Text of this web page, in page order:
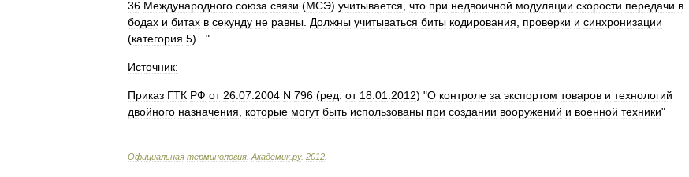
36 Международного союза связи (МСЭ) учитывается что при недвоичной модуляции скорости передачи в
бодах и битах в секунду не равны Должны учитываться биты кодирования проверки и синхронизации
(категория 5)..."
Источник:
Приказ ГТК РФ от 26 07 2004 N 796 (ред от 18 01 2012) "О контроле за экспортом товаров и технологий
двойного назначения которые могут быть использованы при создании вооружений и военной техники"
Официальная терминология Академик.ру. 2012